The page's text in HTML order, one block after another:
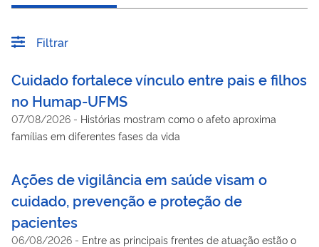
Filtrar
Cuidado fortalece vínculo entre pais e filhos
no Humap-UFMS
07/08/2026 - Histórias mostram como o afeto aproxima
famílias em diferentes fases da vida
Ações de vigilância em saúde visam o
cuidado, prevenção e proteção de
pacientes
06/08/2026 - Entre as principais frentes de atuação estão o